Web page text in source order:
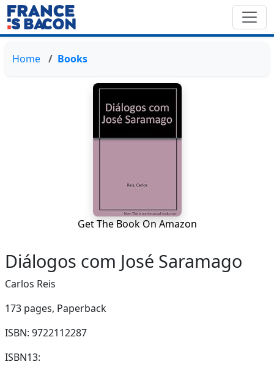
Home Books
Get The Book On Amazon
Diálogos com José Saramago
Carlos Reis
173 pages, Paperback
ISBN: 9722112287
ISBN13: